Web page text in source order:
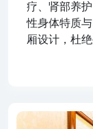
疗、肾部养
性身体特质
厢设计，杜